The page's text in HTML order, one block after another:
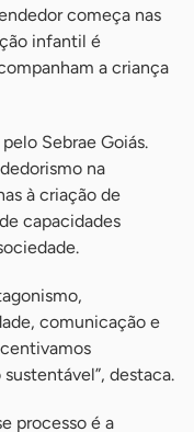
começa nas
infantil é
a criança
Sebrae Goiás.
na
à criação de
capacidades
comunicação e
destaca.
processo é a